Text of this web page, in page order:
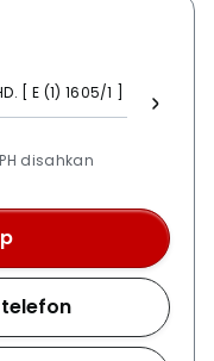
[ E (1) 1605/1 ]
disahkan